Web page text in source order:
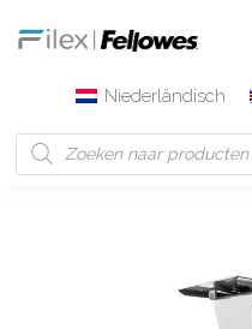
Niederländisch